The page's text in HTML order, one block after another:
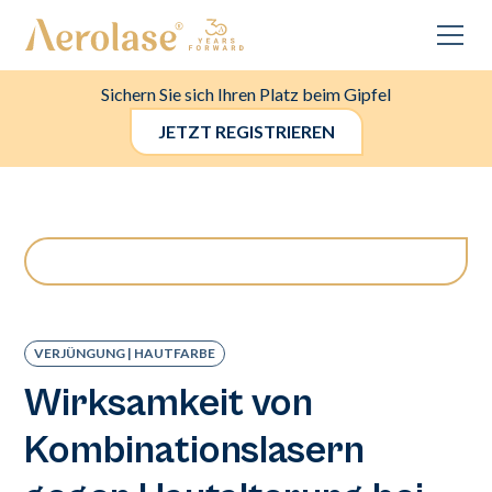
Sichern Sie sich Ihren Platz beim Gipfel
JETZT REGISTRIEREN
VERJÜNGUNG | HAUTFARBE
Wirksamkeit von
Kombinationslasern